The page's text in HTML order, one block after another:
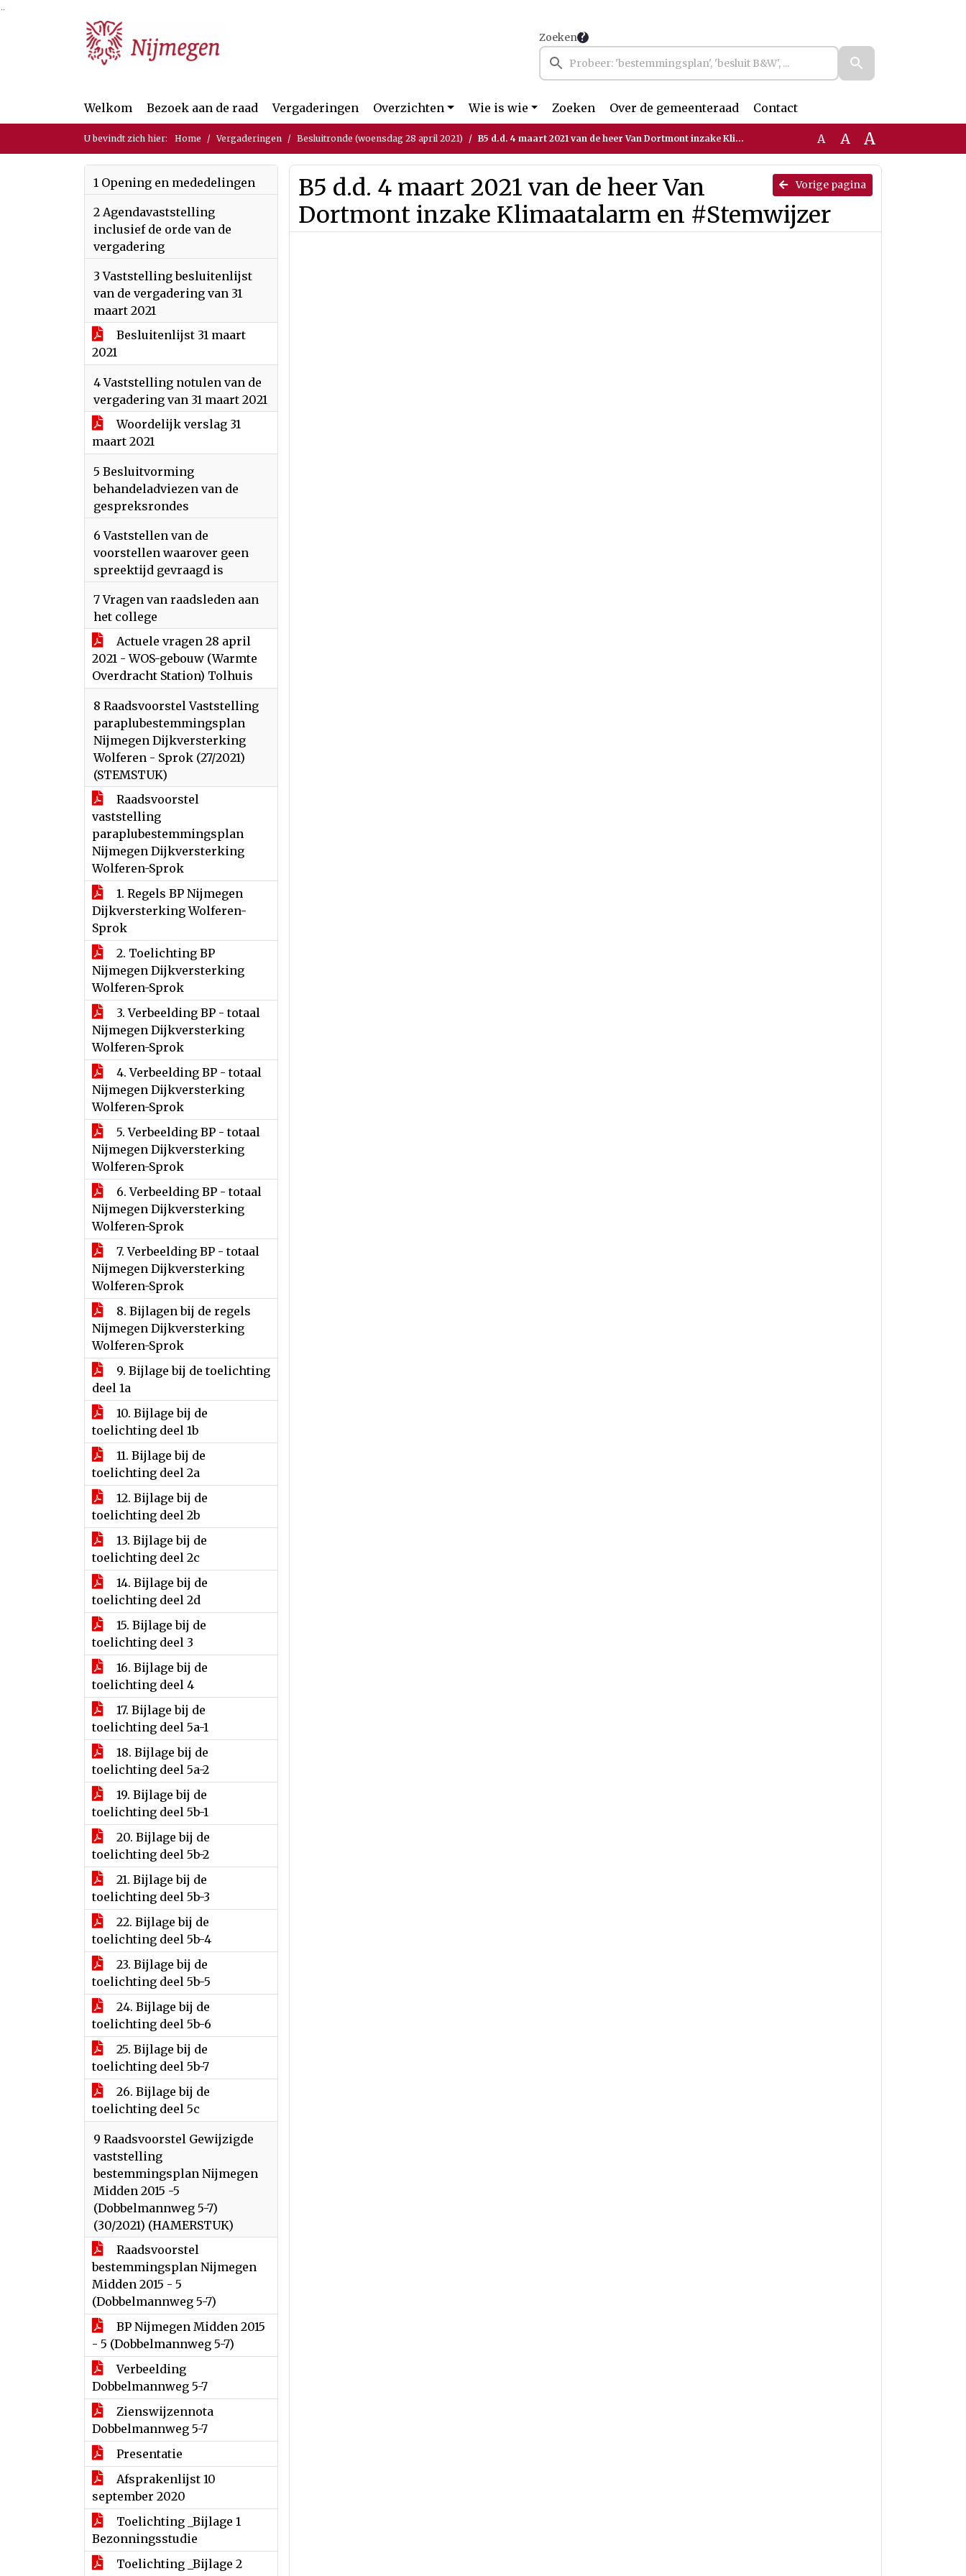
Ga naar de inhoud van deze pagina
Ga naar het zoeken
Ga naar het menu
Zoeken
Welkom Bezoek aan de raad Vergaderingen Overzichten Wie is wie Zoeken Over de gemeenteraad Contact
U bevindt zich hier: Home Vergaderingen Besluitronde (woensdag 28 april 2021) B5 d.d. 4 maart 2021 van de heer Van Dortmont inzake Klimaatalarm en #Stemwijzer A A A
1 Opening en mededelingen
2 Agendavaststelling
inclusief de orde van de
vergadering
3 Vaststelling besluitenlijst
van de vergadering van 31
maart 2021
Besluitenlijst 31 maart
2021
4 Vaststelling notulen van de
vergadering van 31 maart 2021
Woordelijk verslag 31
maart 2021
5 Besluitvorming
behandeladviezen van de
gespreksrondes
6 Vaststellen van de
voorstellen waarover geen
spreektijd gevraagd is
7 Vragen van raadsleden aan
het college
Actuele vragen 28 april
2021 - WOS-gebouw (Warmte
Overdracht Station) Tolhuis
8 Raadsvoorstel Vaststelling
paraplubestemmingsplan
Nijmegen Dijkversterking
Wolferen - Sprok (27/2021)
(STEMSTUK)
Raadsvoorstel
vaststelling
paraplubestemmingsplan
Nijmegen Dijkversterking
Wolferen-Sprok
1. Regels BP Nijmegen
Dijkversterking Wolferen-
Sprok
2. Toelichting BP
Nijmegen Dijkversterking
Wolferen-Sprok
3. Verbeelding BP - totaal
Nijmegen Dijkversterking
Wolferen-Sprok
4. Verbeelding BP - totaal
Nijmegen Dijkversterking
Wolferen-Sprok
5. Verbeelding BP - totaal
Nijmegen Dijkversterking
Wolferen-Sprok
6. Verbeelding BP - totaal
Nijmegen Dijkversterking
Wolferen-Sprok
7. Verbeelding BP - totaal
Nijmegen Dijkversterking
Wolferen-Sprok
8. Bijlagen bij de regels
Nijmegen Dijkversterking
Wolferen-Sprok
9. Bijlage bij de toelichting
deel 1a
10. Bijlage bij de
toelichting deel 1b
11. Bijlage bij de
toelichting deel 2a
12. Bijlage bij de
toelichting deel 2b
13. Bijlage bij de
toelichting deel 2c
14. Bijlage bij de
toelichting deel 2d
15. Bijlage bij de
toelichting deel 3
16. Bijlage bij de
toelichting deel 4
17. Bijlage bij de
toelichting deel 5a-1
18. Bijlage bij de
toelichting deel 5a-2
19. Bijlage bij de
toelichting deel 5b-1
20. Bijlage bij de
toelichting deel 5b-2
21. Bijlage bij de
toelichting deel 5b-3
22. Bijlage bij de
toelichting deel 5b-4
23. Bijlage bij de
toelichting deel 5b-5
24. Bijlage bij de
toelichting deel 5b-6
25. Bijlage bij de
toelichting deel 5b-7
26. Bijlage bij de
toelichting deel 5c
9 Raadsvoorstel Gewijzigde
vaststelling
bestemmingsplan Nijmegen
Midden 2015 -5
(Dobbelmannweg 5-7)
(30/2021) (HAMERSTUK)
Raadsvoorstel
bestemmingsplan Nijmegen
Midden 2015 - 5
(Dobbelmannweg 5-7)
BP Nijmegen Midden 2015
- 5 (Dobbelmannweg 5-7)
Verbeelding
Dobbelmannweg 5-7
Zienswijzennota
Dobbelmannweg 5-7
Presentatie
Afsprakenlijst 10
september 2020
Toelichting _Bijlage 1
Bezonningsstudie
Toelichting _Bijlage 2
Vorige pagina
B5 d.d. 4 maart 2021 van de heer Van
Dortmont inzake Klimaatalarm en #Stemwijzer